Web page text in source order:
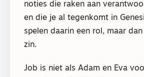
noties die raken aan
en die je al tegenkomt in
spelen daarin een rol, maar
zin.
Job is niet als Adam en Eva